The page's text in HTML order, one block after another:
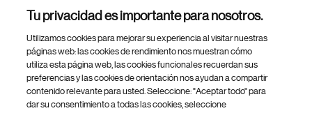
Footer Site Search
Tu privacidad es importante para nosotros.
Utilizamos cookies para mejorar su experiencia al visitar nuestras
páginas web: las cookies de rendimiento nos muestran cómo
utiliza esta página web, las cookies funcionales recuerdan sus
preferencias y las cookies de orientación nos ayudan a compartir
contenido relevante para usted. Seleccione: "Aceptar todo" para
dar su consentimiento a todas las cookies, seleccione